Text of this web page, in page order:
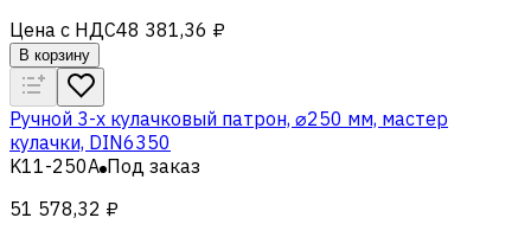
Цена с НДС48 381,36 ₽
В корзину
Ручной 3-х кулачковый патрон, ⌀250 мм, мастер
кулачки, DIN6350
K11-250A Под заказ
51 578,32 ₽